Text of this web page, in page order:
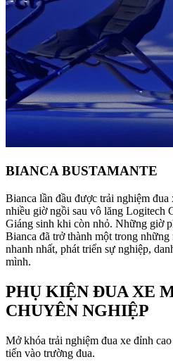
BIANCA BUSTAMANTE
Bianca lần đầu được trải nghiệm đua
nhiều giờ ngồi sau vô lăng Logitech
Giáng sinh khi còn nhỏ. Những giờ
Bianca đã trở thành một trong những
nhanh nhất, phát triển sự nghiệp,
mình.
PHỤ KIỆN ĐUA XE
CHUYÊN NGHIỆP
Mở khóa trải nghiệm đua xe đỉnh
tiến vào trường đua.